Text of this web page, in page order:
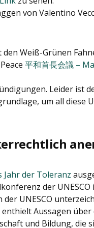
von Valentino
Weiß-Grünen
平和首長会議 –
Leider ist
um all diese
der Toleranz
der UNESCO
UNESCO
Aussagen über
und Bildung, die